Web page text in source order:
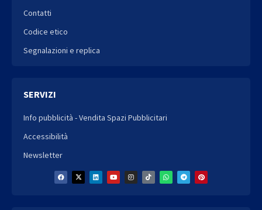
Contatti
Codice etico
Segnalazioni e replica
SERVIZI
Info pubblicità - Vendita Spazi Pubblicitari
Accessibilità
Newsletter